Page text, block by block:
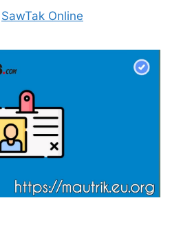
SawTak Online